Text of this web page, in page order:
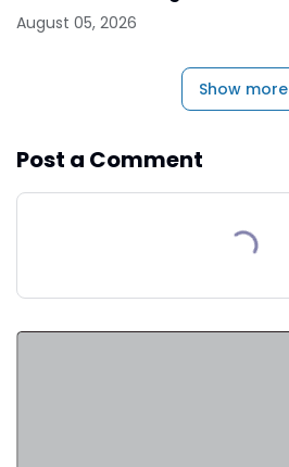
August 05, 2026
Show more
Post a Comment